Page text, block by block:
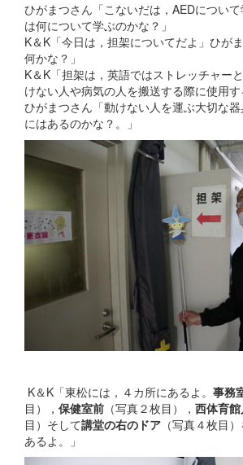
ひがまつさん「こないだは，AEDについ
は何について学ぶのかな？」
K＆K「今日は，担架についてだよ」ひが
何かな？」
K＆K「担架は，英語ではストレッチャー
けない人や病気の人を搬送する際に使用す
ひがまつさん「動けない人を運ぶ大切な
にはあるのかな？。」
K＆K「東松には，４カ所にあるよ。 事務
目）， 保健室前 （写真２枚目）， 西体育
目）そして講堂の右のドア （写真４枚目
あるよ。」